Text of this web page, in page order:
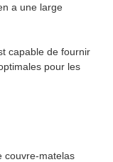
a une large
capable de fournir
pour les
couvre-matelas